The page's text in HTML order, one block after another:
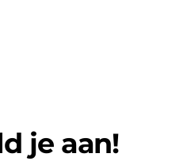
je aan!